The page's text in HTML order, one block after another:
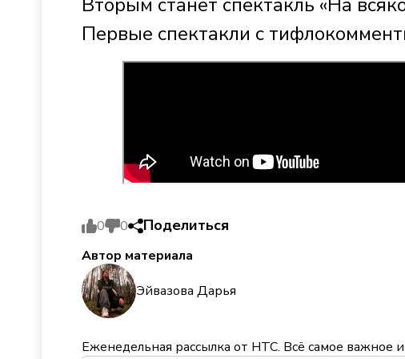
Первые спектакли с
0 0 Поделиться
Автор материала
Эйвазова Дарья
Еженедельная рассылка от НТС. Всё самое важное